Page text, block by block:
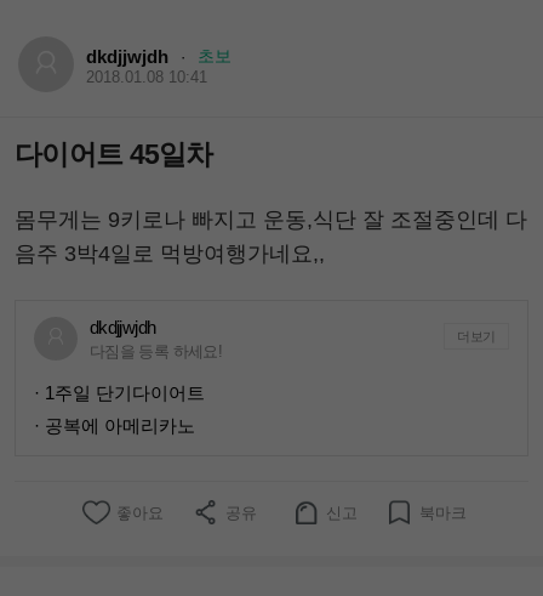
dkdjjwjdh · 초보
2018.01.08 10:41
다이어트 45일차
몸무게는 9키로나 빠지고 운동,식단 잘 조절중인데 다
음주 3박4일로 먹방여행가네요,,
dkdjjwjdh
다짐을 등록 하세요!
더보기
· 1주일 단기다이어트
· 공복에 아메리카노
좋아요 공유 신고 북마크